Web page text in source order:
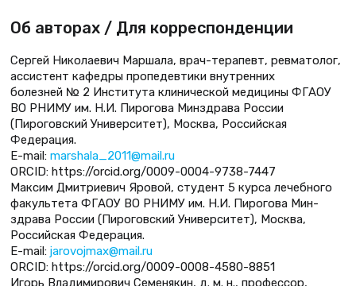
Об авторах / Для корреспонденции
Сергей Николаевич Маршала, врач-терапевт, ревматолог,
ассистент кафедры пропедевтики внутренних
болезней № 2 Института клинической медицины ФГАОУ
ВО РНИМУ им. Н.И. Пирогова Минздрава России
(Пироговский Университет), Москва, Российская
Федерация.
Е-mail: marshala_2011@mail.ru
ORCID: https://orcid.org/0009-0004-9738-7447
Максим Дмитриевич Яровой, студент 5 курса лечебного
факультета ФГАОУ ВО РНИМУ им. Н.И. Пирогова Мин­
здрава России (Пироговский Университет), Москва,
Российская Федерация.
Е-mail: jarovojmax@mail.ru
ORCID: https://orcid.org/0009-0008-4580-8851
Игорь Владимирович Семенякин, д. м. н., профессор,